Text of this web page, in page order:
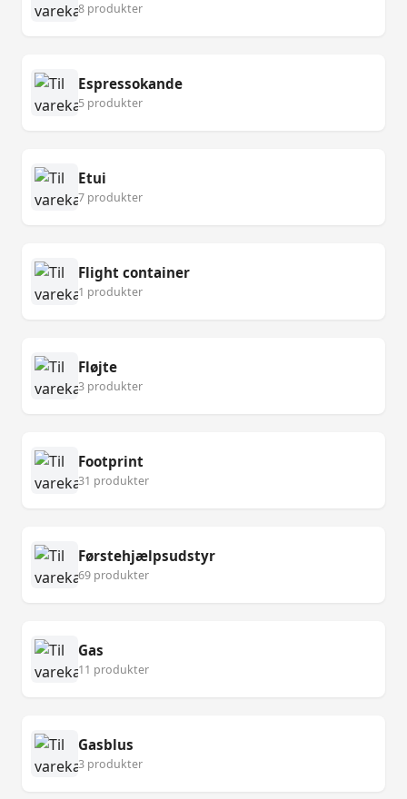
8 produkter
Espressokande
5 produkter
Etui
7 produkter
Flight container
1 produkter
Fløjte
3 produkter
Footprint
31 produkter
Førstehjælpsudstyr
69 produkter
Gas
11 produkter
Gasblus
3 produkter